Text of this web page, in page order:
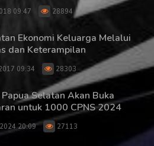
09:47 28894
Ekonomi Keluarga Melalui
dan Keterampilan
09:34 28303
Selatan Akan Buka
untuk 1000 CPNS 2024
20:09 27113